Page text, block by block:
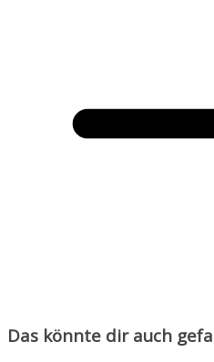
Das könnte dir auch